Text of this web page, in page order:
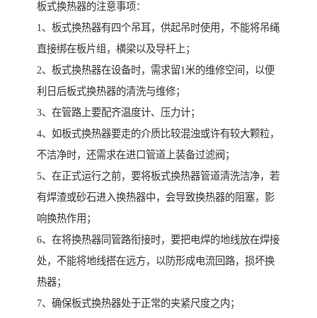
板式换热器的注意事项：
1、板式换热器有四个吊耳，供起吊时使用，不能将吊绳
直接绑在板片组，横梁以及导杆上；
2、板式换热器在设备时，需求留1米的维修空间，以便
利日后板式换热器的清洗与维修；
3、在管路上要配齐温度计、压力计；
4、如板式换热器要走的介质比较混浊或许有较大颗粒，
不洁净时，还需求在进口管道上装备过滤阀；
5、在正式运行之前，要将板式换热器管道清洗洁净，若
有焊渣或砂石进入换热器中，会导致换热器的阻塞，影
响换热作用；
6、在将换热器同管路衔接时，要把电焊的地线放在焊接
处，不能将地线搭在远方，以防形成电流回路，损坏换
热器；
7、确保板式换热器处于正常的夹紧尺度之内；